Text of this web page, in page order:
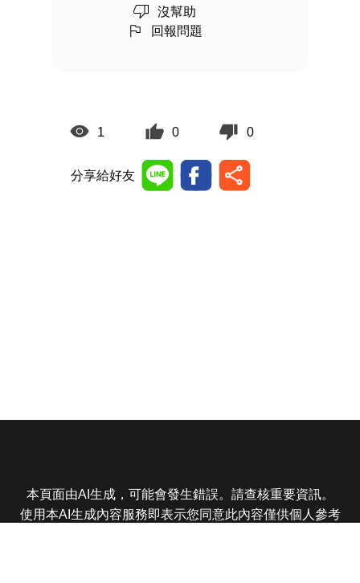
沒幫助
回報問題
1 0 0
分享給好友
本頁面由AI生成，可能會發生錯誤。請查核重要資訊。
使用本AI生成內容服務即表示您同意此內容僅供個人參考